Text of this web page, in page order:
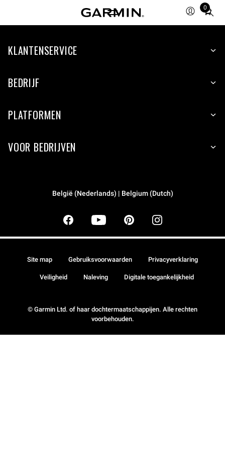
0
Total
items
cart:
KLANTENSERVICE
BEDRIJF
PLATFORMEN
VOOR BEDRIJVEN
België (Nederlands) | Belgium (Dutch)
© Garmin Ltd. of haar dochtermaatschappijen. Alle rechten
voorbehouden.
Site map Gebruiksvoorwaarden Privacyverklaring
Veiligheid Naleving Digitale toegankelijkheid